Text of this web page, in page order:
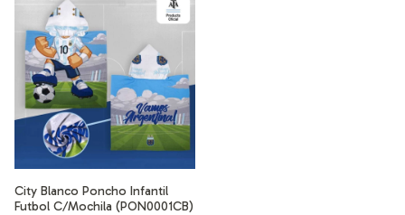
City Blanco Poncho Infantil
Futbol C/Mochila (PON0001CB)